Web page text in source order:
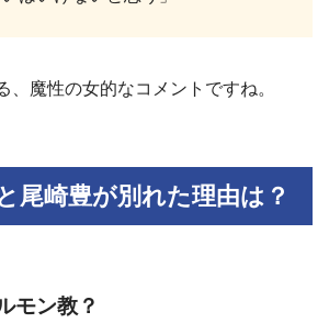
、魔性の女的なコメントですね。
尾崎豊が別れた理由は？
モン教？